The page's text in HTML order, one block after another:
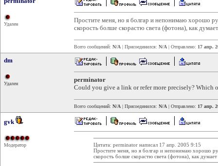
Удален
Простите меня, но я болгар и непонимаю хорошо
скорость болше скорастю света (фотона), как
Всего сообщений: N/A | Присоединился: N/A | Отправлено: 17 апр.
dm
Удален
perminator
Could you give a link or refer more precisely? Which
Всего сообщений: N/A | Присоединился: N/A | Отправлено: 17 апр.
gvk
Модератор
Цитата: perminator написал 17 апр. 2005 9:15
Простите меня, но я болгар и непонимаю хорошо
скорость болше скорастю света (фотона), как